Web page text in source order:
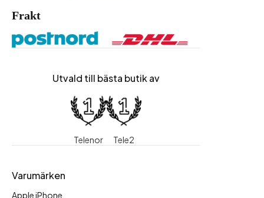
Frakt
Utvald till bästa butik av
Telenor Tele2
Varumärken
Apple iPhone